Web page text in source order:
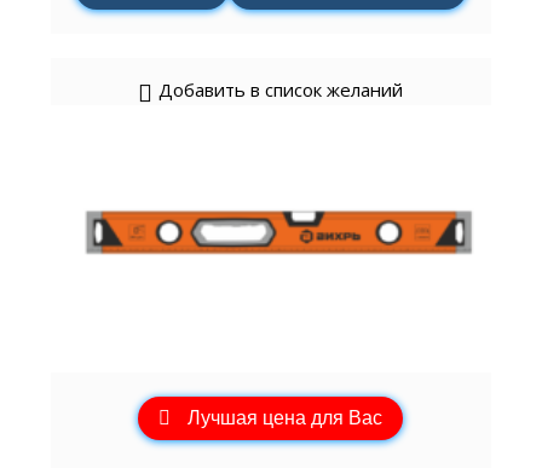
Добавить в список желаний
Лучшая цена для Вас